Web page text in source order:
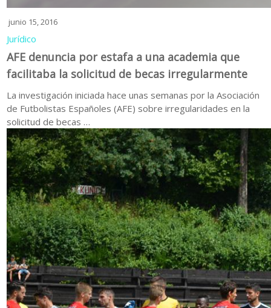
junio 15, 2016
Jurídico
AFE denuncia por estafa a una academia que
facilitaba la solicitud de becas irregularmente
La investigación iniciada hace unas semanas por la Asociación
de Futbolistas Españoles (AFE) sobre irregularidades en la
solicitud de becas …